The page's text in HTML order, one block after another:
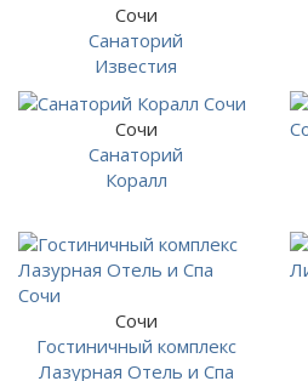
Сочи
Санаторий
Известия
Сочи
Санаторий
Коралл
Сочи
Гостиничный комплекс
Лазурная Отель и Спа